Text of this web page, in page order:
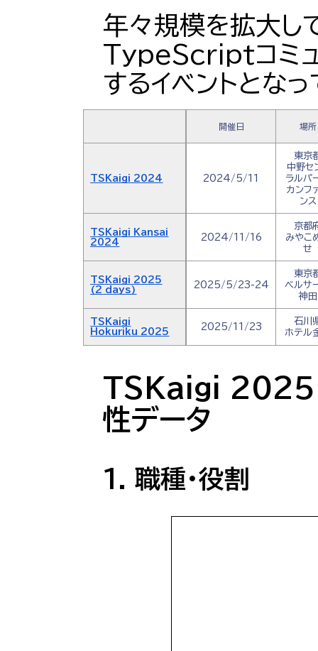
年々規模を拡大し
TypeScriptコミュ
するイベントとなっ
開催日 場所
TSKaigi 2024 2024/5/11
東京
中野セ
ラルパ
カンフ
ンス
TSKaigi Kansai
2024
2024/11/16
京都
みやこ
せ
TSKaigi 2025
(2 days)
2025/5/23-24
東京
ベルサ
神田
TSKaigi
Hokuriku 2025
2025/11/23
石川
ホテル
TSKaigi 2025
性データ
1. 職種・役割